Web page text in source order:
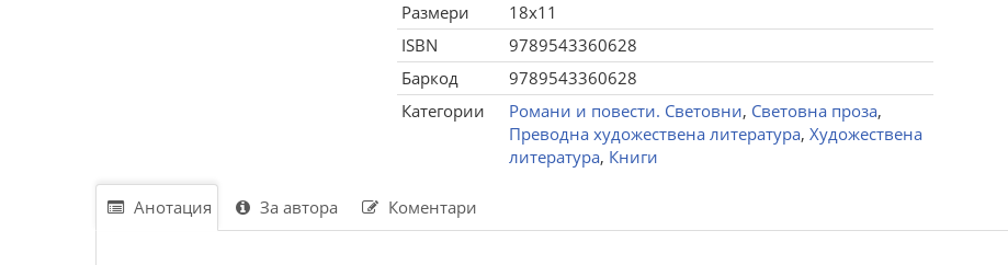
Размери
18x11
ISBN
9789543360628
Баркод
9789543360628
Категории
Романи и повести. Световни, Световна проза,
Преводна художествена литература, Художествена
литература, Книги
Анотация За автора Коментари